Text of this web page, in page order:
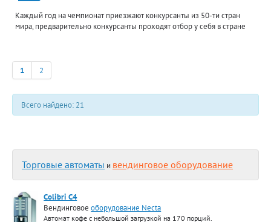
Каждый год на чемпионат приезжают конкурсанты из 50-ти стран
мира, предварительно конкурсанты проходят отбор у себя в стране
1 2
Всего найдено: 21
Торговые автоматы и вендинговое оборудование
Colibri С4
Вендинговоеоборудование Necta
Автомат кофе с небольшой загрузкой на 170 порций.